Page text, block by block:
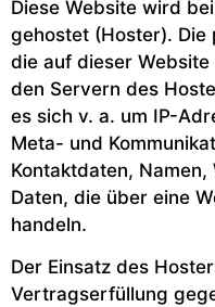
Diese Website wird
gehostet (Hoster). Die
die auf dieser
den Servern des
es sich v. a. um IP-
Meta- und
Kontaktdaten,
Daten, die über eine
handeln.
Der Einsatz des
Vertragserfüllung